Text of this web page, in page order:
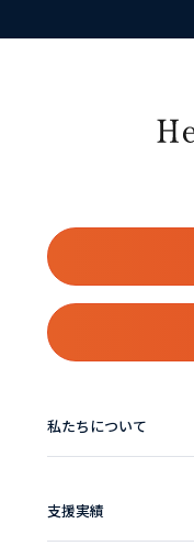
私たちについて
支援実績